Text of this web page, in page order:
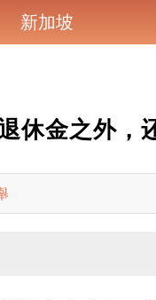
新加坡
休金之外，